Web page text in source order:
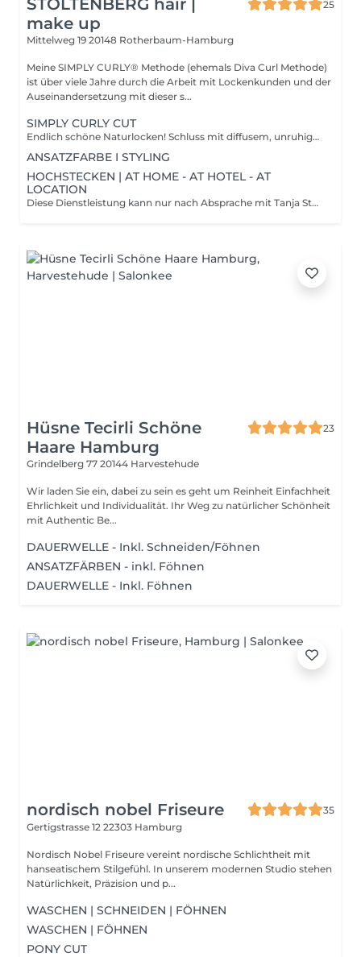
STOLTENBERG hair |
make up
25
Mittelweg 19 20148 Rotherbaum-Hamburg
Meine SIMPLY CURLY® Methode (ehemals Diva Curl Methode)
ist über viele Jahre durch die Arbeit mit Lockenkunden und der
Auseinandersetzung mit dieser s...
SIMPLY CURLY CUT
Endlich schöne Naturlocken! Schluss mit diffusem, unruhigem Haar. Diese Technik habe ich eigens für Locken entwickelt, um die Naturlocken zu vitalisieren und ihnen wieder den Raum zur Entfaltung zu schenken. Durch die von mir entwickelte Lockentechnik erreiche ich ein schönes ruhiges und gleichmäßiges Lockenbild. Du sparst Zeit, Mühe und Nerven. Dein Lockenbild ist definiert, die Locke leicht und in Form gebracht. Lange habe ich an meinen eigenen Naturlocken verschiedene Techniken ausprobiert. ch wollte eine Locke formen, mit der ich mich frisiert und wohl fühle. SIMPLY CURLY CUT ist meist eine Kombination aus Basishaarschnitt und Freihandtechnik. Diese Schnittechnik erfordert viel Erfahrung mit Locken, dem natürlichen Fall und Gefühl. Mit dieser Technik zaubere ich dir eine wunderschöne Locke und eine typgerechte Frisur. Dein ganz persönlicher Look.
ANSATZFARBE I STYLING
HOCHSTECKEN | AT HOME - AT HOTEL - AT
LOCATION
Diese Dienstleistung kann nur nach Absprache mit Tanja Stoltenberg gebucht werden. Bitte melden Sie sich telefonisch für mehr Details.
Hüsne Tecirli Schöne
Haare Hamburg
23
Grindelberg 77 20144 Harvestehude
Wir laden Sie ein, dabei zu sein es geht um Reinheit Einfachheit
Ehrlichkeit und Individualität. Ihr Weg zu natürlicher Schönheit
mit Authentic Be...
DAUERWELLE - Inkl. Schneiden/Föhnen
ANSATZFÄRBEN - inkl. Föhnen
DAUERWELLE - Inkl. Föhnen
nordisch nobel Friseure
35
Gertigstrasse 12 22303 Hamburg
Nordisch Nobel Friseure vereint nordische Schlichtheit mit
hanseatischem Stilgefühl. In unserem modernen Studio stehen
Natürlichkeit, Präzision und p...
WASCHEN | SCHNEIDEN | FÖHNEN
WASCHEN | FÖHNEN
PONY CUT